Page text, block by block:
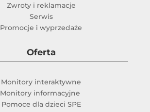
Zwroty i reklamacje
Serwis
Promocje i wyprzedaże
Oferta
Monitory interaktywne
Monitory informacyjne
Pomoce dla dzieci SPE